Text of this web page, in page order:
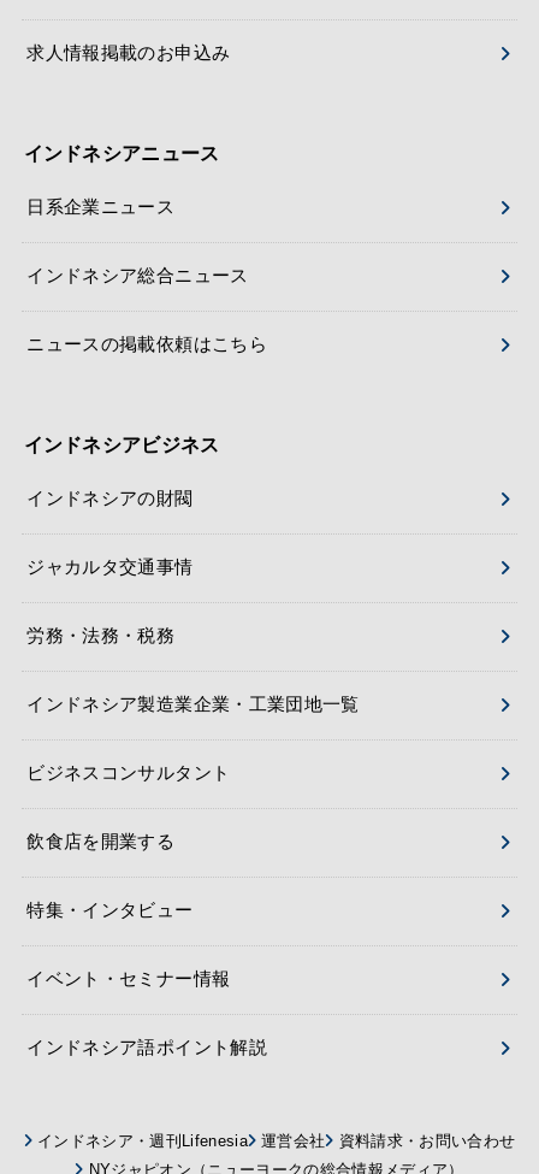
求人情報掲載のお申込み
インドネシアニュース
日系企業ニュース
インドネシア総合ニュース
ニュースの掲載依頼はこちら
インドネシアビジネス
インドネシアの財閥
ジャカルタ交通事情
労務・法務・税務
インドネシア製造業企業・工業団地一覧
ビジネスコンサルタント
飲食店を開業する
特集・インタビュー
イベント・セミナー情報
インドネシア語ポイント解説
インドネシア・週刊Lifenesia 運営会社
資料請求・お問い合わせ
NYジャピオン（ニューヨークの総合情報メディア）